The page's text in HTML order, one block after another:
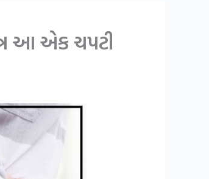
આ એક ચપટી